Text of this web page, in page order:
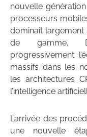
nouvelle
processeurs
dominait
de gamme.
progressivement
massifs dans les
les architectures
l’intelligence
L’arrivée des
une nouvelle